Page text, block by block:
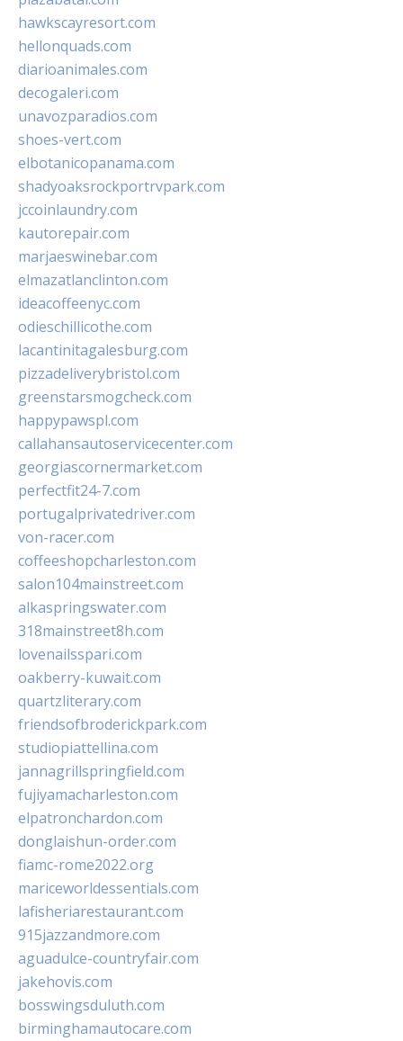
hawkscayresort.com
hellonquads.com
diarioanimales.com
decogaleri.com
unavozparadios.com
shoes-vert.com
elbotanicopanama.com
shadyoaksrockportrvpark.com
jccoinlaundry.com
kautorepair.com
marjaeswinebar.com
elmazatlanclinton.com
ideacoffeenyc.com
odieschillicothe.com
lacantinitagalesburg.com
pizzadeliverybristol.com
greenstarsmogcheck.com
happypawspl.com
callahansautoservicecenter.com
georgiascornermarket.com
perfectfit24-7.com
portugalprivatedriver.com
von-racer.com
coffeeshopcharleston.com
salon104mainstreet.com
alkaspringswater.com
318mainstreet8h.com
lovenailsspari.com
oakberry-kuwait.com
quartzliterary.com
friendsofbroderickpark.com
studiopiattellina.com
jannagrillspringfield.com
fujiyamacharleston.com
elpatronchardon.com
donglaishun-order.com
fiamc-rome2022.org
mariceworldessentials.com
lafisheriarestaurant.com
915jazzandmore.com
aguadulce-countryfair.com
jakehovis.com
bosswingsduluth.com
birminghamautocare.com